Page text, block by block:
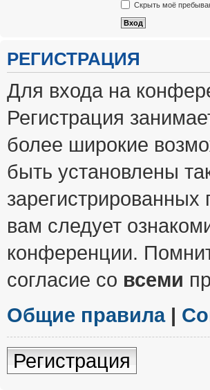
Скрыть моё
РЕГИСТРАЦИЯ
Для входа на
Регистрация
более широкие
быть установлены
зарегистрированных
вам следует
конференции.
согласие со всеми
Общие правила|
Регистрация